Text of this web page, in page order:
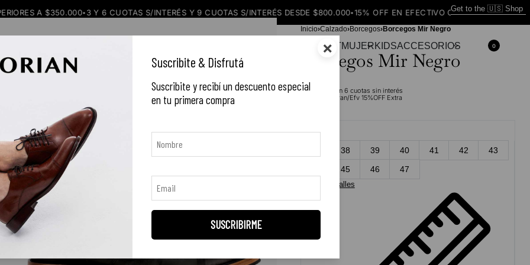
×
Suscribite & Disfrutá
Suscribite y recibí un descuento especial
en tu primera compra
SUSCRIBIRME
A $350.000•3 Y 6 CUOTAS S/INTERÉS Y 9 CUOTAS S/INTERÉS DESDE $800.000•15% OFF EN EFECTIVO O TRANSFERENCIA•ENVÍO
Get to the 🇺🇸 Shop
OUTFITMUJERKIDSACCESORIOS 0
Inicio›Calzado›Borcegos›Borcegos Mir Negro
Borcegos Mir Negro
$390.000 en 6 cuotas sin interés
Tran/Efv 15%OFF Extra
38 39 40 41 42
43
45 46 47
Guía de talles